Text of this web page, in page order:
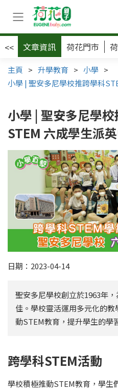
<< 文章資訊 荷花門市
主頁 > 升學教育 > 小學 >
小學 | 聖安多尼學校推跨學科
小學 | 聖安多尼學
STEM 六成學生派
日期：2023-04-14
聖安多尼學校創立於1963年
佳。學校靈活運用多元化的
動STEM教育，提升學生的學
跨學科STEM活動
學校積極推動STEM教育，學生